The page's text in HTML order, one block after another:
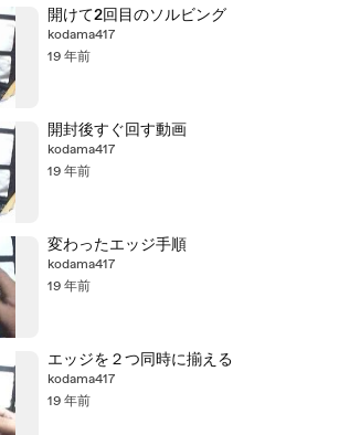
開けて2回目のソルビング
kodama417
19 年前
開封後すぐ回す動画
kodama417
19 年前
変わったエッジ手順
kodama417
19 年前
エッジを２つ同時に揃える
kodama417
19 年前